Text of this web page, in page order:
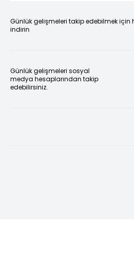
Günlük gelişmeleri takip edebilmek için
indirin
Günlük gelişmeleri sosyal
medya hesaplarından takip
edebilirsiniz.